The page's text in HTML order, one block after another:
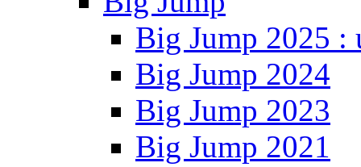
Big Jump 2025 :
Big Jump 2024
Big Jump 2023
Big Jump 2021